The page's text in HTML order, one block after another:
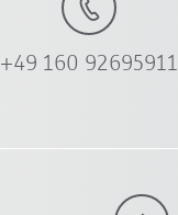
+49 160 92695911